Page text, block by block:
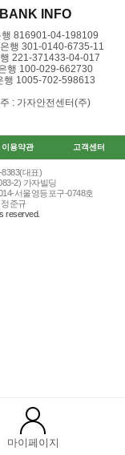
마이페이지
BANK INFO
행 816901-04-198109
행 301-0140-6735-11
221-371433-04-017
행 100-029-662730
행 1005-702-598613
: 가자안전센터(주)
이용약관 고객센터
대표)
2) 가자빌딩
서울영등포구-0748호
준규
reserved.